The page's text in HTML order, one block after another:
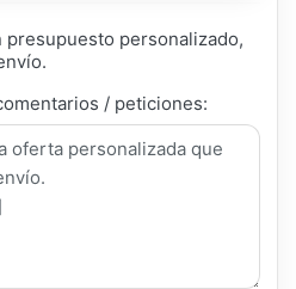
presupuesto personalizado,
/ peticiones: